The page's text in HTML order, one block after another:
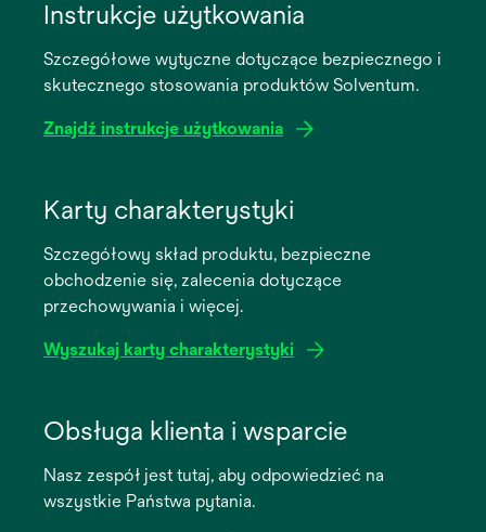
Instrukcje użytkowania
Szczegółowe wytyczne dotyczące bezpiecznego i
skutecznego stosowania produktów Solventum.
Znajdź instrukcje użytkowania
new
Karty charakterystyki
Szczegółowy skład produktu, bezpieczne
obchodzenie się, zalecenia dotyczące
przechowywania i więcej.
Wyszukaj karty charakterystyki
new
Obsługa klienta i wsparcie
Nasz zespół jest tutaj, aby odpowiedzieć na
wszystkie Państwa pytania.